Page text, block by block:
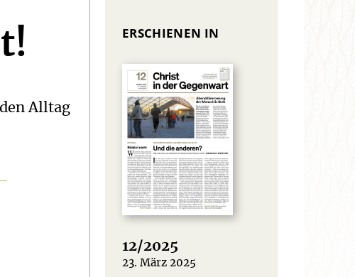
Alltag
ERSCHIENEN IN
12/2025
:
23. März 2025